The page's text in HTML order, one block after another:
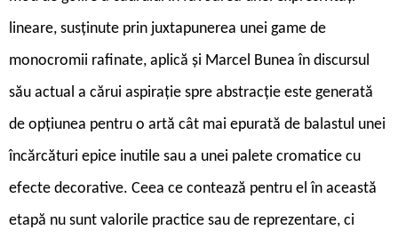
lineare, susținute prin juxtapunerea unei game de
monocromii rafinate, aplică și Marcel Bunea în discursul
său actual a cărui aspirație spre abstracție este generată
de opțiunea pentru o artă cât mai epurată de balastul unei
încărcături epice inutile sau a unei palete cromatice cu
efecte decorative. Ceea ce contează pentru el în această
etapă nu sunt valorile practice sau de reprezentare, ci